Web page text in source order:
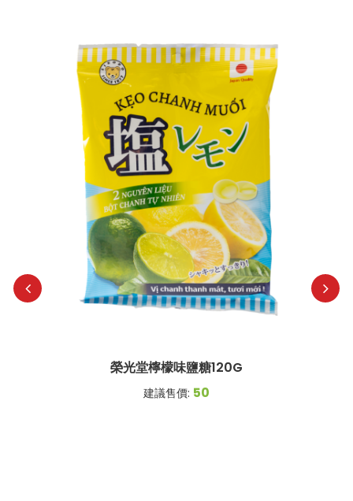
榮光堂檸檬味鹽糖120G
建議售價: 50